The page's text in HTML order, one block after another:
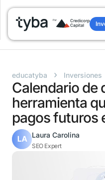
educatyba › Inversiones
Calendario de
herramienta
pagos futuros
Laura Carolina
SEO Expert